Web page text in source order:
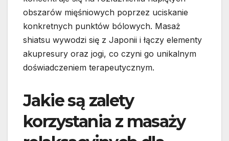
obszarów mięśniowych poprzez uciskanie
konkretnych punktów bólowych. Masaż
shiatsu wywodzi się z Japonii i łączy elementy
akupresury oraz jogi, co czyni go unikalnym
doświadczeniem terapeutycznym.
Jakie są zalety
korzystania z masaży